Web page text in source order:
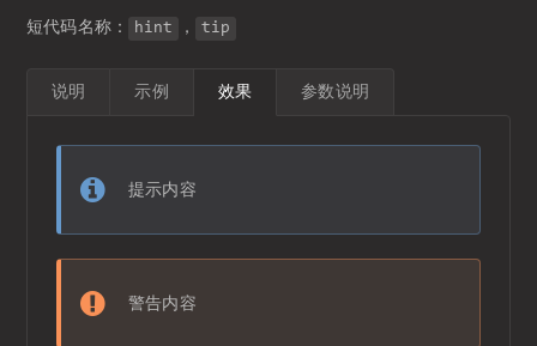
短代码名称： hint ， tip
说明 示例 效果 参数说明
提示内容
警告内容